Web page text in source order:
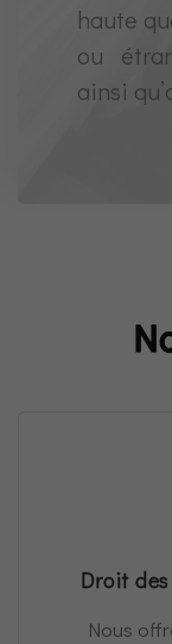
haute
ou
ainsi
Droit
Nous